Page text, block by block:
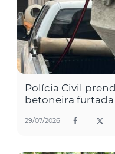
Polícia Civil
betoneira
29/07/2026